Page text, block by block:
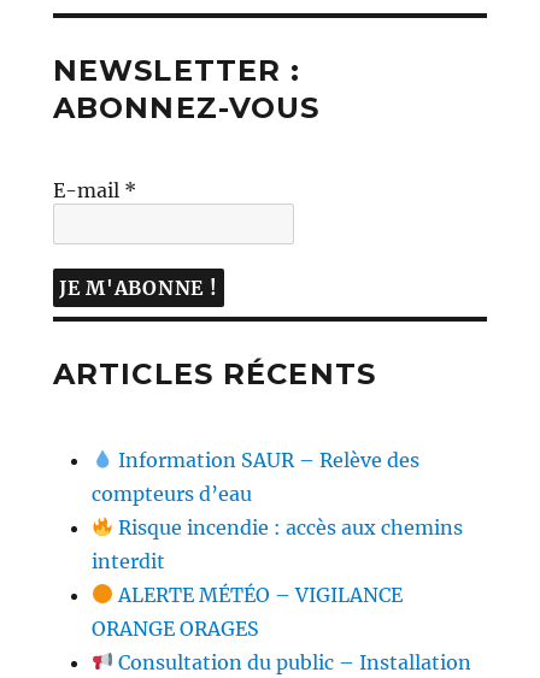
NEWSLETTER :
ABONNEZ-VOUS
E-mail *
ARTICLES RÉCENTS
Information SAUR – Relève des
compteurs d’eau
Risque incendie : accès aux chemins
interdit
ALERTE MÉTÉO – VIGILANCE
ORANGE ORAGES
Consultation du public – Installation